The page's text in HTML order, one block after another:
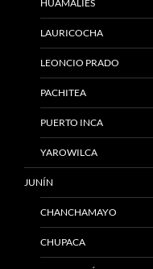
HUAMALÍES
LAURICOCHA
LEONCIO PRADO
PACHITEA
PUERTO INCA
YAROWILCA
JUNÍN
CHANCHAMAYO
CHUPACA